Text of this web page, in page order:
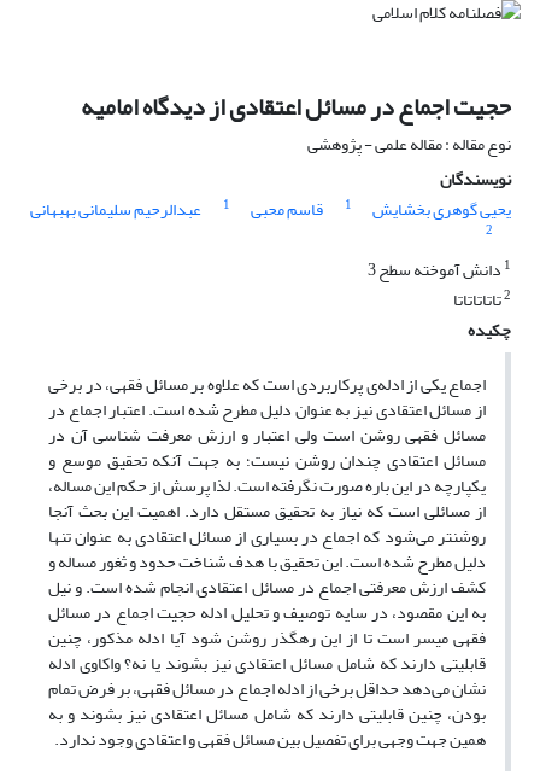
حجیت اجماع در مسائل اعتقادی از دیدگاه امامیه
نوع مقاله : مقاله علمی - پژوهشی
نویسندگان
یحیی گوهری بخشایش
1 قاسم محبی 1 عبدالرحیم سلیمانی بهبهانی
2
1 دانش آموخته سطح 3
2تاتاتاتاتا
چکیده
اجماع یکی از ادله‌ی پرکاربردی است که علاوه بر مسائل فقهی، در برخی
از مسائل اعتقادی نیز به عنوان دلیل مطرح شده است. اعتبار اجماع در
مسائل فقهی روشن است ولی اعتبار و ارزش معرفت شناسی آن در
مسائل اعتقادی چندان روشن نیست؛ به جهت آنکه تحقیق موسع و
یکپارچه در این باره صورت نگرفته است. لذا پرسش از حکم این مساله،
از مسائلی است که نیاز به تحقیق مستقل دارد. اهمیت این بحث آنجا
روشنتر می‌‌شود که اجماع در بسیاری از مسائل اعتقادی به عنوان تنها
دلیل مطرح شده است. این تحقیق با هدف شناخت حدود و ثغور مساله و
کشف ارزش معرفتی اجماع در مسائل اعتقادی انجام شده است. و نیل
به این مقصود، در سایه توصیف و تحلیل ادله حجیت اجماع در مسائل
فقهی میسر است تا از این رهگذر روشن شود آیا ادله مذکور، چنین
قابلیتی دارند که شامل مسائل اعتقادی نیز بشوند یا نه؟ واکاوی ادله
نشان می‌دهد حداقل برخی از ادله اجماع در مسائل فقهی، بر فرض تمام
بودن، چنین قابلیتی دارند که شامل مسائل اعتقادی نیز بشوند و به
همین جهت وجهی برای تفصیل بین مسائل فقهی و اعتقادی وجود ندارد.